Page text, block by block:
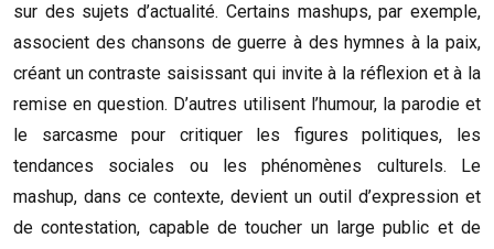
sur des sujets d’actualité. Certains mashups, par exemple,
associent des chansons de guerre à des hymnes à la paix,
créant un contraste saisissant qui invite à la réflexion et à la
remise en question. D’autres utilisent l’humour, la parodie et
le sarcasme pour critiquer les figures politiques, les
tendances sociales ou les phénomènes culturels. Le
mashup, dans ce contexte, devient un outil d’expression et
de contestation, capable de toucher un large public et de